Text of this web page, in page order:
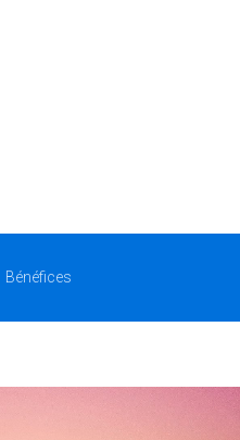
Bénéfices